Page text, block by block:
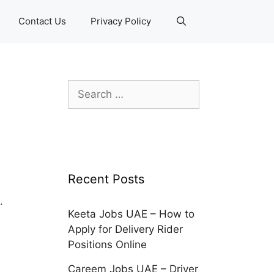
Contact Us Privacy Policy
Search
for:
Recent Posts
Keeta Jobs UAE – How to
Apply for Delivery Rider
Positions Online
Careem Jobs UAE – Driver